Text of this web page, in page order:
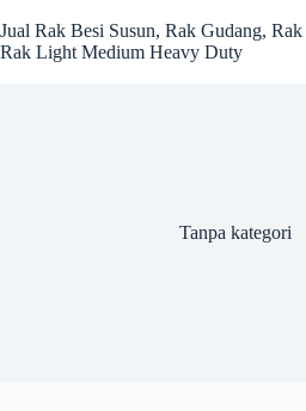
to
content
Jual Rak Besi Susun, Rak Gudang,
Rak Light Medium Heavy Duty
Tanpa kategori